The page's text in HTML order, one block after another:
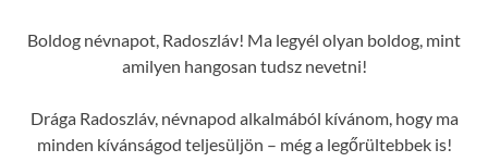
Boldog névnapot, Radoszláv! Ma legyél olyan boldog, mint
amilyen hangosan tudsz nevetni!
Drága Radoszláv, névnapod alkalmából kívánom, hogy ma
minden kívánságod teljesüljön – még a legőrültebbek is!